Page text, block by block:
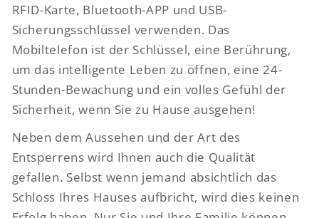
RFID-Karte, Bluetooth-APP und USB-
Sicherungsschlüssel verwenden. Das
Mobiltelefon ist der Schlüssel, eine Berührung,
um das intelligente Leben zu öffnen, eine 24-
Stunden-Bewachung und ein volles Gefühl der
Sicherheit, wenn Sie zu Hause ausgehen!
Neben dem Aussehen und der Art des
Entsperrens wird Ihnen auch die Qualität
gefallen. Selbst wenn jemand absichtlich das
Schloss Ihres Hauses aufbricht, wird dies keinen